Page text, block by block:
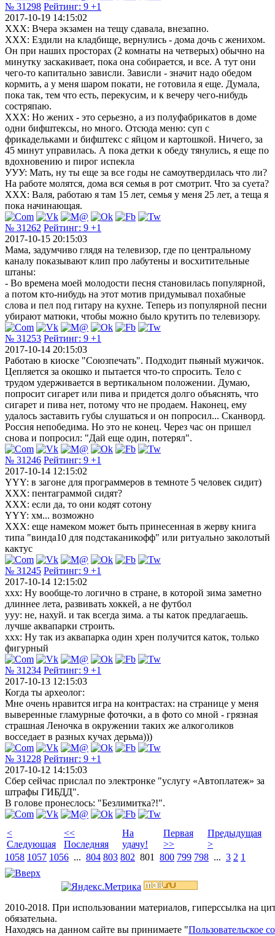
№ 31298 Рейтинг: 9 +1
2017-10-19 14:15:02
ХХХ: Вчера экзамен на тещу сдавала, внезапно.
ХХХ: Ездили на кладбище, вернулись - дома дочь с женихом.
Он при наших просторах (2 комнаты на четверых) обычно на
минутку заскакивает, пока она собирается, и все. А тут они
чего-то капитально зависли. Зависли - значит надо обедом
кормить, а у меня шаром покати, не готовила я еще. Думала,
пока так, тем что есть, перекусим, и к вечеру чего-нибудь
состряпаю.
ХХХ: Но жених - это серьезно, а из полуфабрикатов в доме
одни бифштексы, но много. Отсюда меню: суп с
фрикадельками и бифштекс с яйцом и картошкой. Ничего, за
45 минут управилась. А пока детки к обеду тянулись, я еще по
вдохновению и пирог испекла
УУУ: Мать, ну ты еще за все годы не самоутвердилась что ли?
На работе молятся, дома вся семья в рот смотрит. Что за суета?
ХХХ: Валя, работаю я там 15 лет, семья у меня 25 лет, а теща я
пока начинающая.
№ 31262 Рейтинг: 9 +1
2017-10-15 20:15:03
Мама, задумчиво глядя на телевизор, где по центральному
каналу показывают клип про лабутены и восхитительные
штаны:
- Во времена моей молодости песня становилась популярной,
а потом кто-нибудь на этот мотив придумывал похабные
слова и пел под гитару на кухне. Теперь из популярной песни
убирают матюки, чтобы можно было крутить по телевизору.
№ 31253 Рейтинг: 9 +1
2017-10-14 20:15:03
Работаю в киоске "Союзпечать". Подходит пьяный мужичок.
Цепляется за окошко и пытается что-то спросить. Тело с
трудом удерживается в вертикальном положении. Думаю,
попросит сигарет или пива и придется долго объяснять, что
сигарет и пива нет, потому что не продаем. Наконец, ему
удалось заставить губы слушаться и он попросил... Сканворд.
Россия непобедима. Но это не конец. Через час он пришел
снова и попросил: "Дай еще один, потерял".
№ 31246 Рейтинг: 9 +1
2017-10-14 12:15:02
YYY: в загоне для программеров в темноте 5 человек сидит)
XXX: пентаграммой сидят?
XXX: если да, то они кодят сотону
YYY: хм... возможно
XXX: еще намеком может быть принесенная в жерву книга
типа "винда10 для подстаканикофф" или ритуально заколотый
кактус
№ 31245 Рейтинг: 9 +1
2017-10-14 12:15:02
ххх: Ну вообще-то логично в стране, в которой зима заметно
длиннее лета, развивать хоккей, а не футбол
ууу: не, нахуй. и так всегда зима. а ты каток предлагаешь.
лучше аквапарки строить.
ххх: Ну так из аквапарка один хрен получится каток, только
фигурный
№ 31234 Рейтинг: 9 +1
2017-10-13 12:15:03
Когда ты археолог:
Мне очень нравится игра на контрастах: на странице у меня
выверенные гламурные фоточки, а в фото со мной - грязная
страшная Леночка в окружении таких же алкоголиков
восседает в разных кучах дерьма)))
№ 31228 Рейтинг: 9 +1
2017-10-12 14:15:03
Сбер сейчас прислал по электронке "услугу «Автоплатеж» за
штрафы ГИБДД".
В голове пронеслось: "Безлимитка?!".
<
Следующая
<<
Последняя
На
удачу!
Первая
>>
Предыдущая
>
1058 1057 1056 ... 804 803 802 801 800 799 798 ... 3 2 1
2010-2018. При использовании материалов, гиперссылка на
обязательна.
Находясь на данном сайте вы принимаете "Пользовательское